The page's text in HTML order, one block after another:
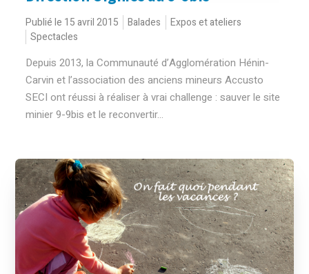
Publié le 15 avril 2015 Balades
Expos et ateliers
Spectacles
Depuis 2013, la Communauté d’Agglomération Hénin-
Carvin et l’association des anciens mineurs Accusto
SECI ont réussi à réaliser à vrai challenge : sauver le site
minier 9-9bis et le reconvertir...